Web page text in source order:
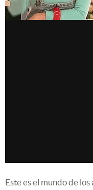
Este es el mundo de